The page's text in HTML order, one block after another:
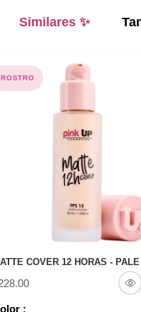
Similares ✨
ROSTRO
COVER 12 HORAS - PALE
: